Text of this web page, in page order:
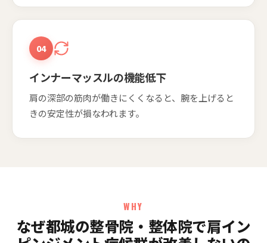
04
インナーマッスルの機能低下
肩の深部の筋肉が働きにくくなると、腕を上げると
きの安定性が損なわれます。
WHY
なぜ都城の整骨院・整体院で肩イン